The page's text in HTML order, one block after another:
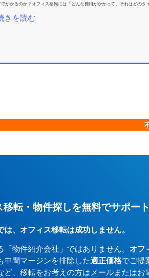
でかかるのか？オフィス移転には「どんな費用がかかって、それはどの
きを読む
移転・物件探しを無料でサポー
、オフィス移転は成功しません。
物件紹介会社」ではありません。 オフ
中間マージンを排除した適正価格でご提
ど、移転をお考えの方はメールまたは